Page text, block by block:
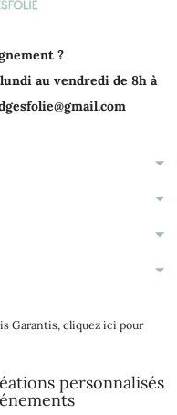
?
au vendredi de 8h à
Garantis,cliquez ici pour
personnalisés